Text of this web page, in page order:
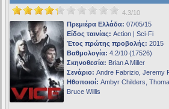
4.3/10
Πρεμιέρα Ελλάδα: 07/05/15
Είδος ταινίας: Action | Sci-Fi
Έτος πρώτης προβολής: 2015
Βαθμολογία: 4.2/10 (17526)
Σκηνοθεσία: Brian A Miller
Σενάριο: Andre Fabrizio, Jeremy
Ηθοποιοί: Ambyr Childers,
Bruce Willis